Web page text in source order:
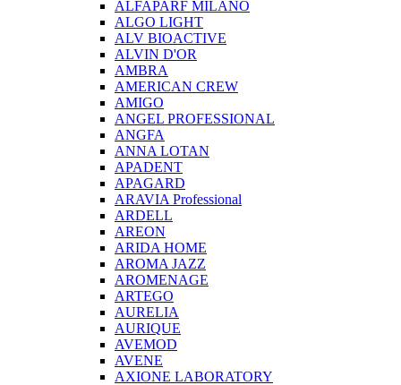
ALFAPARF MILANO
ALGO LIGHT
ALV BIOACTIVE
ALVIN D'OR
AMBRA
AMERICAN CREW
AMIGO
ANGEL PROFESSIONAL
ANGFA
ANNA LOTAN
APADENT
APAGARD
ARAVIA Professional
ARDELL
AREON
ARIDA HOME
AROMA JAZZ
AROMENAGE
ARTEGO
AURELIA
AURIQUE
AVEMOD
AVENE
AXIONE LABORATORY